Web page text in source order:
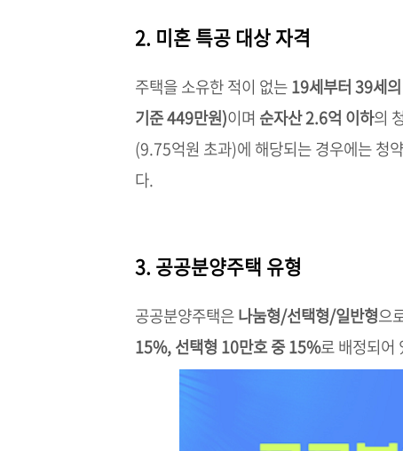
2. 미혼 특공 대상 자격
주택을 소유한 적이 없는19세부터 39세
기준 449만원)이며 순자산 2.6억 이하의
(9.75억원 초과)에 해당되는 경우에는 청
다.
3. 공공분양주택 유형
공공분양주택은나눔형/선택형/일반형으
15%,선택형 10만호 중 15%로 배정되어